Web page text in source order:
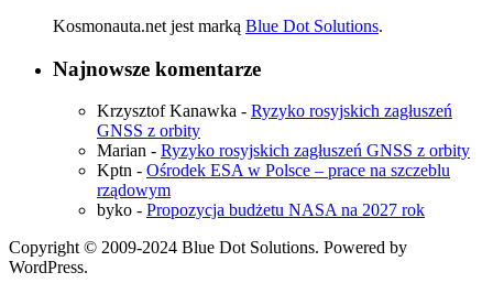
Kosmonauta.net jest marką Blue Dot Solutions.
Najnowsze komentarze
Krzysztof Kanawka - Ryzyko rosyjskich zagłuszeń
GNSS z orbity
Marian - Ryzyko rosyjskich zagłuszeń GNSS z orbity
Kptn - Ośrodek ESA w Polsce – prace na szczeblu
rządowym
byko - Propozycja budżetu NASA na 2027 rok
Copyright © 2009-2024 Blue Dot Solutions. Powered by
WordPress.